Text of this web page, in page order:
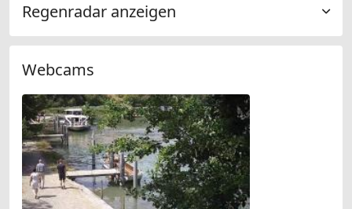
Regenradar anzeigen
Webcams